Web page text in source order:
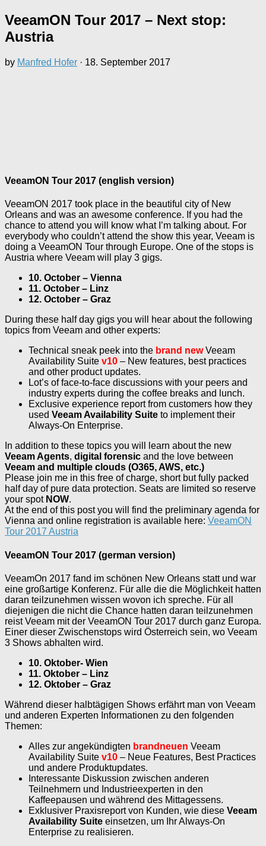
VeeamON Tour 2017 – Next stop:
Austria
by Manfred Hofer · 18. September 2017
VeeamON Tour 2017 (english version)
VeeamON 2017 took place in the beautiful city of New
Orleans and was an awesome conference. If you had the
chance to attend you will know what I’m talking about. For
everybody who couldn’t attend the show this year, Veeam is
doing a VeeamON Tour through Europe. One of the stops is
Austria where Veeam will play 3 gigs.
10. October – Vienna
11. October – Linz
12. October – Graz
During these half day gigs you will hear about the following
topics from Veeam and other experts:
Technical sneak peek into the brand new Veeam
Availability Suite v10 – New features, best practices
and other product updates.
Lot’s of face-to-face discussions with your peers and
industry experts during the coffee breaks and lunch.
Exclusive experience report from customers how they
used Veeam Availability Suite to implement their
Always-On Enterprise.
In addition to these topics you will learn about the new
Veeam Agents, digital forensic and the love between
Veeam and multiple clouds (O365, AWS, etc.)
Please join me in this free of charge, short but fully packed
half day of pure data protection. Seats are limited so reserve
your spot NOW.
At the end of this post you will find the preliminary agenda for
Vienna and online registration is available here: VeeamON
Tour 2017 Austria
VeeamON Tour 2017 (german version)
VeeamOn 2017 fand im schönen New Orleans statt und war
eine großartige Konferenz. Für alle die die Möglichkeit hatten
daran teilzunehmen wissen wovon ich spreche. Für all
diejenigen die nicht die Chance hatten daran teilzunehmen
reist Veeam mit der VeeamON Tour 2017 durch ganz Europa.
Einer dieser Zwischenstops wird Österreich sein, wo Veeam
3 Shows abhalten wird.
10. Oktober- Wien
11. Oktober – Linz
12. Oktober – Graz
Während dieser halbtägigen Shows erfährt man von Veeam
und anderen Experten Informationen zu den folgenden
Themen:
Alles zur angekündigten brandneuen Veeam
Availability Suite v10 – Neue Features, Best Practices
und andere Produktupdates.
Interessante Diskussion zwischen anderen
Teilnehmern und Industrieexperten in den
Kaffeepausen und während des Mittagessens.
Exklusiver Praxisreport von Kunden, wie diese Veeam
Availability Suite einsetzen, um Ihr Always-On
Enterprise zu realisieren.